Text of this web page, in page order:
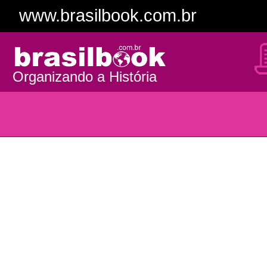
www.brasilbook.com.br
Organizando a História